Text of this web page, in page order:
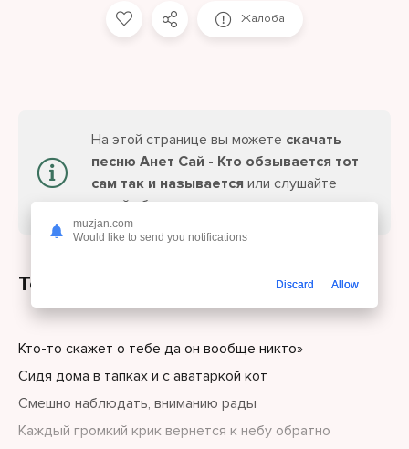
Жалоба
На этой странице вы можете скачать
песню Анет Сай - Кто обзывается тот
сам так и называется или слушайте
онлайн бесплатно.
Текст песни
Кто-то скажет о тебе да он вообще никто»
Сидя дома в тапках и с аватаркой кот
Смешно наблюдать, вниманию рады
Каждый громкий крик вернется к небу обратно
muzjan.com
Would like to send you notifications
Discard Allow